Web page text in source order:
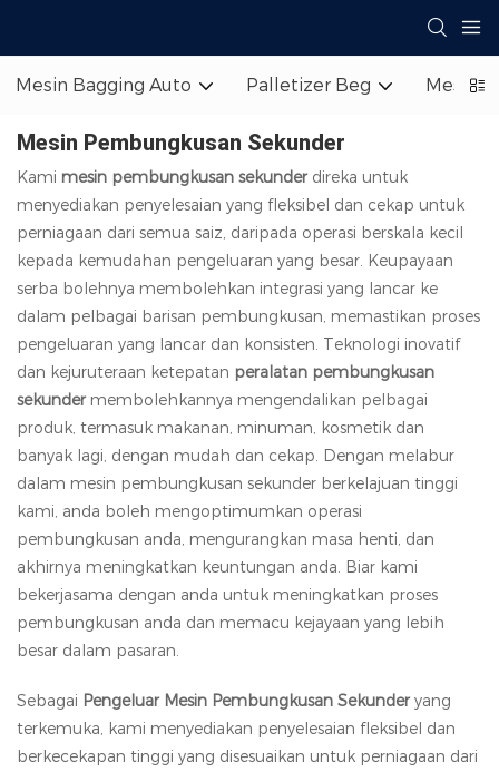
Mesin Bagging Auto Palletizer Beg Mesin
Mesin Pembungkusan Sekunder
Kami mesin pembungkusan sekunder direka untuk
menyediakan penyelesaian yang fleksibel dan cekap untuk
perniagaan dari semua saiz, daripada operasi berskala kecil
kepada kemudahan pengeluaran yang besar. Keupayaan
serba bolehnya membolehkan integrasi yang lancar ke
dalam pelbagai barisan pembungkusan, memastikan proses
pengeluaran yang lancar dan konsisten. Teknologi inovatif
dan kejuruteraan ketepatan peralatan pembungkusan
sekunder membolehkannya mengendalikan pelbagai
produk, termasuk makanan, minuman, kosmetik dan
banyak lagi, dengan mudah dan cekap. Dengan melabur
dalam mesin pembungkusan sekunder berkelajuan tinggi
kami, anda boleh mengoptimumkan operasi
pembungkusan anda, mengurangkan masa henti, dan
akhirnya meningkatkan keuntungan anda. Biar kami
bekerjasama dengan anda untuk meningkatkan proses
pembungkusan anda dan memacu kejayaan yang lebih
besar dalam pasaran.
Sebagai Pengeluar Mesin Pembungkusan Sekunderyang
terkemuka, kami menyediakan penyelesaian fleksibel dan
berkecekapan tinggi yang disesuaikan untuk perniagaan dari